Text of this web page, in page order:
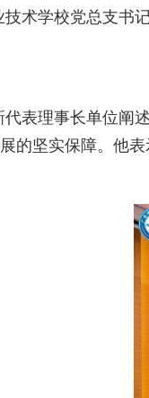
术学校党总支书
表理事长单位阐
的坚实保障。他